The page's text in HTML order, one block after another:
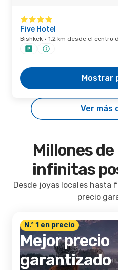
Five Hotel
Bishkek · 1.2 km desde el centro
Mostrar
Ver más
Millones
infinitas
Desde joyas locales hasta
precio
N.º 1 en precio
Mejor precio
garantizado